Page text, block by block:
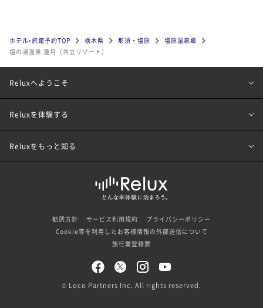
ホテル•旅館予約TOP 栃木県 那須・塩原
塩原温泉郷
塩の湯温泉 蓮月（共立リゾート）
Reluxへようこそ
Reluxを体験する
Reluxをもっと知る
勧誘方針 サービス利用規約
プライバシーポリシー
Cookie等を利用したお客様情報の外部送信について
旅行業登録票
© Loco Partners Inc. All rights reserved.